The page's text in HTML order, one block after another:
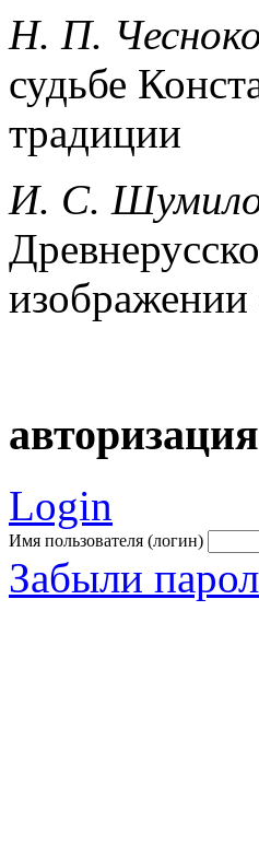
Н. П.
судьбе
традиции
И. С.
изображении
авторизация
Login
Имя пользователя (логин)
Забыли